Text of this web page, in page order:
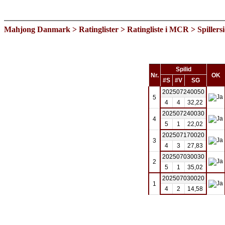
Mahjong Danmark > Ratinglister > Ratingliste i MCR >
Nr.
Spilid
OK
#S #V SG
5
202507240050
4
4 32,22
4
202507240030
5
1 22,02
3
202507170020
4
3 27,83
2
202507030030
5
1 35,02
1
202507030020
4
2 14,58